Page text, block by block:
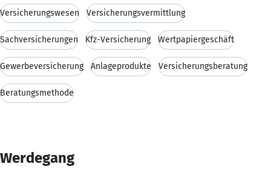
Versicherungswesen Versicherungsvermittlung
Sachversicherungen Kfz-Versicherung Wertpapiergeschäft
Gewerbeversicherung Anlageprodukte Versicherungsberatung
Beratungsmethode
Werdegang